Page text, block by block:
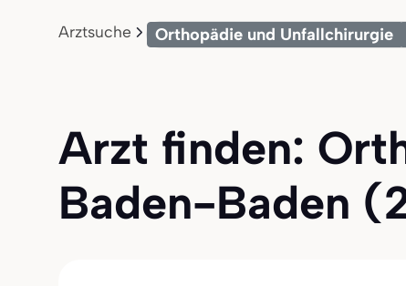
Arztsuche Orthopädie und Unfallchirurgie
Arzt finden:
Baden-Baden